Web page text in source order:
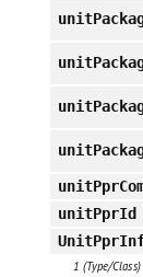
unitPprId
1 (Type/Class)